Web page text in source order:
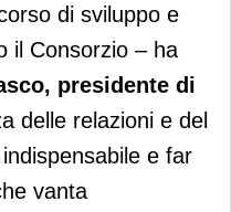
di sviluppo e
il Consorzio – ha
presidente di
delle relazioni e del
e far
vanta